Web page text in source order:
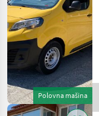
Polovna mašina